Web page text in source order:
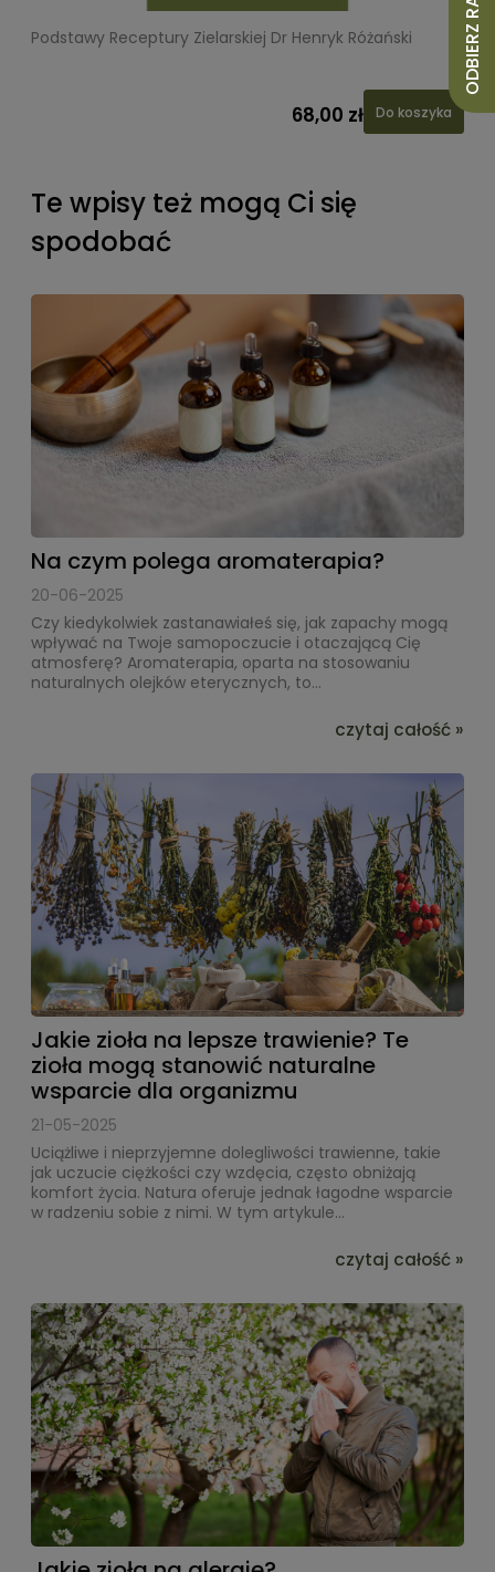
Podstawy Receptury Zielarskiej Dr Henryk Różański
68,00 zł Do koszyka
Te wpisy też mogą Ci się
spodobać
Na czym polega aromaterapia?
20-06-2025
Czy kiedykolwiek zastanawiałeś się, jak zapachy mogą
wpływać na Twoje samopoczucie i otaczającą Cię
atmosferę? Aromaterapia, oparta na stosowaniu
naturalnych olejków eterycznych, to...
czytaj całość »
Jakie zioła na lepsze trawienie? Te
zioła mogą stanowić naturalne
wsparcie dla organizmu
21-05-2025
Uciążliwe i nieprzyjemne dolegliwości trawienne, takie
jak uczucie ciężkości czy wzdęcia, często obniżają
komfort życia. Natura oferuje jednak łagodne wsparcie
w radzeniu sobie z nimi. W tym artykule...
czytaj całość »